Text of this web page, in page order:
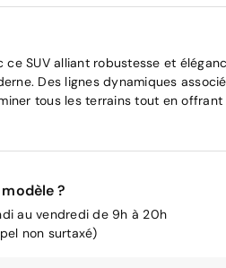
SUV alliant robustesse et
Des lignes dynamiques
tous les terrains tout en offrant
?
au vendredi de 9h à 20h
non surtaxé)